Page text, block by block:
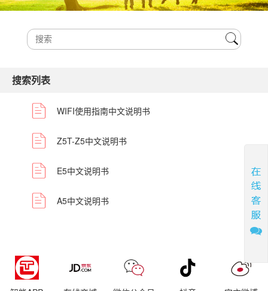
搜索列表
WIFI使用指南中文说明书
Z5T-Z5中文说明书
E5中文说明书
A5中文说明书